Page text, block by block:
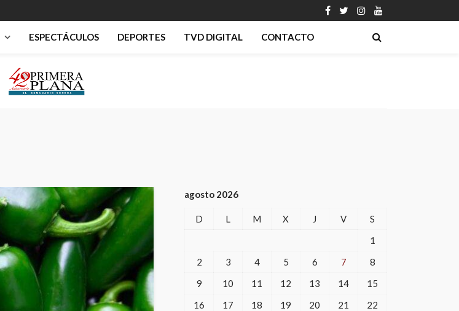
ESPECTÁCULOS DEPORTES TVD DIGITAL CONTACTO
agosto 2026
D L M X J V
S
1
2
3 4 5 6 7
8
9
10 11 12 13 14
15
16
17 18 19 20 21
22